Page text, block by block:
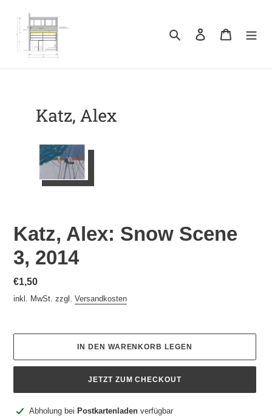
Inhalt
Suchen Einloggen
Katz, Alex: Snow Scene
3, 2014
Normaler
Preis
€1,50
inkl. MwSt. zzgl. Versandkosten
IN DEN WARENKORB LEGEN
JETZT ZUM CHECKOUT
ProduktAbholung bei Postkartenladen verfügbar